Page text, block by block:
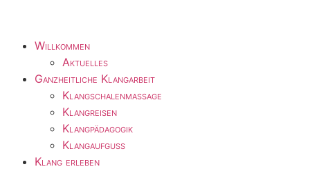
Willkommen
Aktuelles
Ganzheitliche Klangarbeit
Klangschalenmassage
Klangreisen
Klangpädagogik
Klangaufguss
Klang erleben